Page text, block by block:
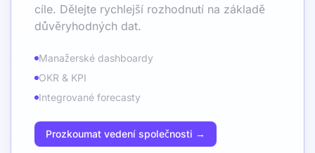
cíle. Dělejte rychlejší rozhodnutí na základě
důvěryhodných dat.
Manažerské dashboardy
OKR & KPI
Integrované forecasty
Prozkoumat vedení společnosti →